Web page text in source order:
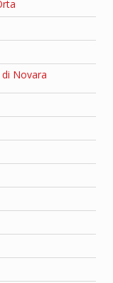
Novara